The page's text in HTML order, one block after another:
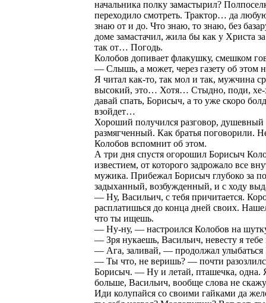
начальника полку замастырил?
переходило смотреть. Трактор… да
знаю от и до. Что знаю, то знаю, без
доме замастачил, жила бы как у Христа
так от… Погодь.
Колобов допивает флакушку, смешком
— Слышь, а может, через газету об этом
Я читал как-то, так мол и так, мужчина
высокий, это… Хотя… Стыдно, поди,
давай спать, Борисыч, а то уже скоро
взойдет…
Хороший получился разговор, душевный
размягченный. Как братья поговорили.
Колобов вспомнит об этом.
А три дня спустя огорошил Борисыч
известием, от которого задрожало все
мужика. Прибежал Борисыч глубоко за
задыханный, возбужденный, и с ходу
— Ну, Васильич, с тебя причитается.
расплатишься до конца дней своих.
что ты ищешь.
— Ну-ну, — настроился Колобов на
— Зря нукаешь, Васильич, невесту я
— Ага, заливай, — продолжал улыбаться
— Ты что, не веришь? — почти
Борисыч. — Ну и летай, пташечка, одна.
больше, Васильич, вообще слова не
Иди колупайся со своими гайками да